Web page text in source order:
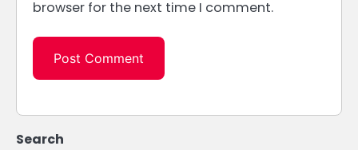
browser for the next time I comment.
Search